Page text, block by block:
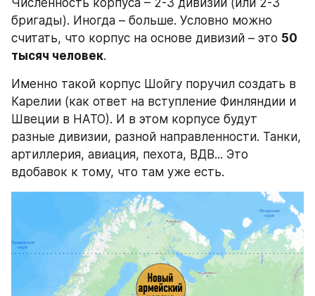
Численность корпуса – 2-3 дивизии (или 2-3
бригады). Иногда – больше. Условно можно
считать, что корпус на основе дивизий – это 50
тысяч человек.
Именно такой корпус Шойгу поручил создать в
Карелии (как ответ на вступление Финляндии и
Швеции в НАТО). И в этом корпусе будут
разные дивизии, разной направленности. Танки,
артиллерия, авиация, пехота, ВДВ... Это
вдобавок к тому, что там уже есть.